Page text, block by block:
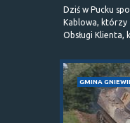
Dziś w Pucku
Kablowa, którzy
Obsługi
GMINA